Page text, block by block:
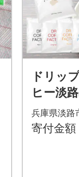
ドリッ
ヒー淡
セット
み比べ
兵庫県淡路
寄付金額